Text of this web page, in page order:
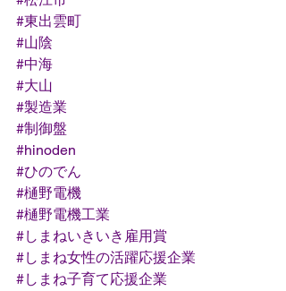
#東出雲町
#山陰
#中海
#大山
#製造業
#制御盤
#hinoden
#ひのでん
#樋野電機
#樋野電機工業
#しまねいきいき雇用賞
#しまね女性の活躍応援企業
#しまね子育て応援企業